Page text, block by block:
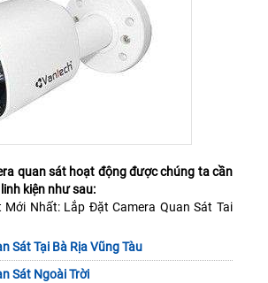
quan sát hoạt động được chúng ta cần
kiện như sau:
Mới Nhất: Lắp Đặt Camera Quan Sát Tai
Sát Tại Bà Rịa Vũng Tàu
Sát Ngoài Trời